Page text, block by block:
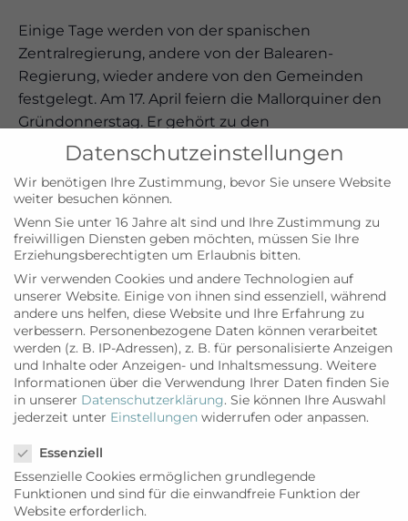
Einige Tage werden von der spanischen
Zentralregierung, andere von der Balearen-
Regierung, wieder andere von den Gemeinden
festgelegt. Am 17. April feiern die Mallorquiner den
Gründonnerstag. Er gehört zu den
verkaufsoffenen Feiertagen auf der Insel. Am 18.
April feiern die Mallorquiner den Karfreitag.
Zum Kalender hinzufügen
DETAILS
Datum:
17. April 2025
Zeit:
Eintritt:
Kostenlos
Veranstaltungskategorie:
VERANSTALTUNGSORT
inselweit
Datenschutzeinstellungen
Wir benötigen Ihre Zustimmung, bevor Sie unsere Website
weiter besuchen können.
Wenn Sie unter 16 Jahre alt sind und Ihre Zustimmung zu
freiwilligen Diensten geben möchten, müssen Sie Ihre
Erziehungsberechtigten um Erlaubnis bitten.
Wir verwenden Cookies und andere Technologien auf
unserer Website. Einige von ihnen sind essenziell, während
andere uns helfen, diese Website und Ihre Erfahrung zu
verbessern. Personenbezogene Daten können verarbeitet
werden (z. B. IP-Adressen), z. B. für personalisierte Anzeigen
und Inhalte oder Anzeigen- und Inhaltsmessung. Weitere
Informationen über die Verwendung Ihrer Daten finden Sie
in unserer Datenschutzerklärung. Sie können Ihre Auswahl
jederzeit unter Einstellungen widerrufen oder anpassen.
Essenziell
Essenzielle Cookies ermöglichen grundlegende
Funktionen und sind für die einwandfreie Funktion der
Website erforderlich.